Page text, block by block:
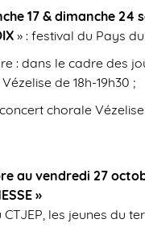
17 & dimanche 24
» : festival du Pays
: dans le cadre des
de 18h-19h30 ;
chorale
au vendredi 27
»
CTJEP, les jeunes du